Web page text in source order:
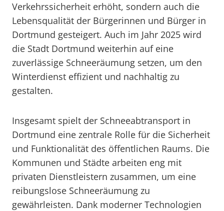
Verkehrssicherheit erhöht, sondern auch die
Lebensqualität der Bürgerinnen und Bürger in
Dortmund gesteigert. Auch im Jahr 2025 wird
die Stadt Dortmund weiterhin auf eine
zuverlässige Schneeräumung setzen, um den
Winterdienst effizient und nachhaltig zu
gestalten.
Insgesamt spielt der Schneeabtransport in
Dortmund eine zentrale Rolle für die Sicherheit
und Funktionalität des öffentlichen Raums. Die
Kommunen und Städte arbeiten eng mit
privaten Dienstleistern zusammen, um eine
reibungslose Schneeräumung zu
gewährleisten. Dank moderner Technologien